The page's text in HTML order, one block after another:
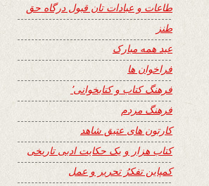
طاعات و عبادات تان قبول درگاه حق
طنز
عید همه مبارک
فراخوان ها
فرهنگ کتاب و کتابخوانی٬
فرهنگ مردم
کارتون های عتیق شاهد
کتاب هزار و یک حکایت ادبی تاریخی
کمپاین تفکرُ تحریر و عمل